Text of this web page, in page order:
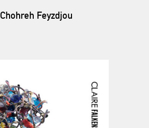
Chohreh Feyzdjou